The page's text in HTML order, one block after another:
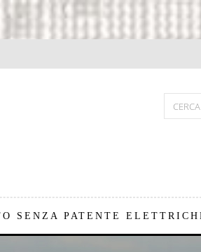
SENZA PATENTE